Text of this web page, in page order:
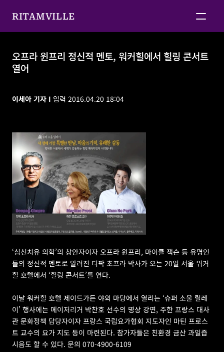
RITAMVILLE
오프라 윈프리 정신적 멘토, 워커힐에서 힐링 콘서트
열어
이세아 기자 I 입력 2016.04.20 18:04
‘심신치유 의학’의 창안자이자 오프라 윈프리, 마이클 잭슨 등 유명인
들의 정신적 멘토로 알려진 디팍 초프라 박사가 오는 20일 서울 워커
힐 호텔에서 ‘힐링 콘서트’를 연다.
이날 워커힐 호텔 제이드가든 야외 마당에서 열리는 ‘슈퍼 소울 릴레
이’ 행사에는 메이저리거 박찬호 선수의 명상 강연, 주한 프랑스 대사
관 문화정책 담당자이자 프랑스 국립요가협회 지도자인 마틴 프로스
트 교수의 요가 지도 등이 마련된다. 참가자들은 친환경 금산 과일즙
시음도 할 수 있다. 문의 070-4900-6109